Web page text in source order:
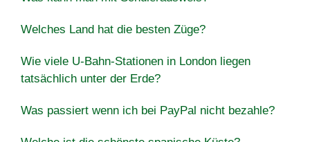
Welches Land hat die besten Züge?
Wie viele U-Bahn-Stationen in London liegen
tatsächlich unter der Erde?
Was passiert wenn ich bei PayPal nicht bezahle?